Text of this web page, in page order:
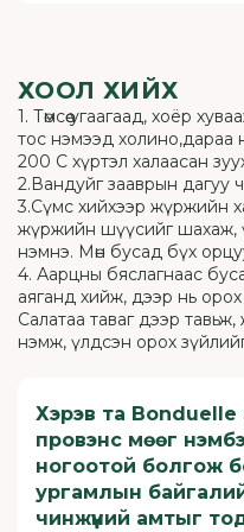
ХООЛ ХИЙХ
1. Төмсөө угаагаад, хоёр
тос нэмээд холино,дараа
200 С хүртэл халаасан
2.Вандуйг зааврын дагуу
3.Сүмс хийхээр жүржийн
жүржийн шүүсийг шахаж,
нэмнэ. Мөн бусад бүх
4. Аарцны бяслагнаас
аяганд хийж, дээр нь
Салатаа таваг дээр
нэмж, үлдсэн орох зүйлийг
Хэрэв та Bonduelle
провэнс мөөг
ногоотой болгож
ургамлын
чинжүүний амтыг